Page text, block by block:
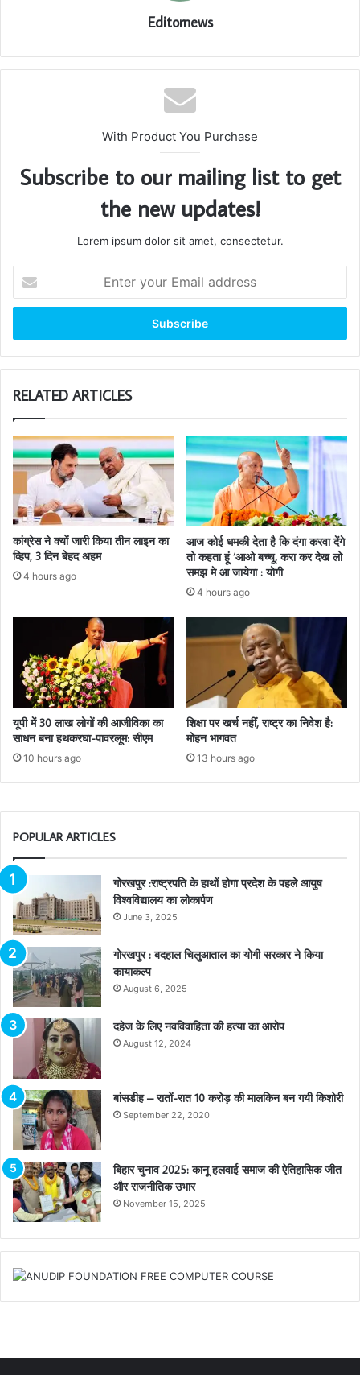
Editornews
With Product You Purchase
Subscribe to our mailing list to get
the new updates!
Lorem ipsum dolor sit amet, consectetur.
your
Email
RELATED ARTICLES
कांग्रेस ने क्यों जारी किया तीन लाइन का
व्हिप, 3 दिन बेहद अहम
4 hours ago
आज कोई धमकी देता है कि दंगा करवा देंगे
तो कहता हूं ‘आओ बच्चू, करा कर देख लो
समझ मे आ जायेगा : योगी
4 hours ago
यूपी में 30 लाख लोगों की आजीविका का
साधन बना हथकरघा-पावरलूम: सीएम
10 hours ago
शिक्षा पर खर्च नहीं, राष्ट्र का निवेश है:
मोहन भागवत
13 hours ago
POPULAR ARTICLES
गोरखपुर :राष्ट्रपति के हाथों होगा प्रदेश के पहले आयुष
विश्वविद्यालय का लोकार्पण
June 3, 2025
गोरखपुर : बदहाल चिलुआताल का योगी सरकार ने किया
कायाकल्प
August 6, 2025
दहेज के लिए नवविवाहिता की हत्या का आरोप
August 12, 2024
बांसडीह – रातों-रात 10 करोड़ की मालकिन बन गयी किशोरी
September 22, 2020
बिहार चुनाव 2025: कानू हलवाई समाज की ऐतिहासिक जीत
और राजनीतिक उभार
November 15, 2025